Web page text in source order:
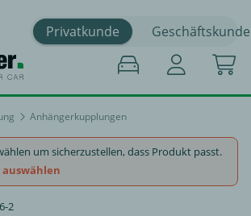
Privatkunde Geschäftskunde
Anhängerkupplungen
um sicherzustellen, dass Produkt passt.
auswählen
2